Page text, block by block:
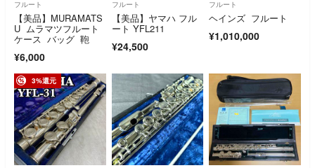
フルート
【美品】MURAMATS
U ムラマツフルート
ケース バッグ 鞄
¥6,000
フルート
【美品】ヤマハ フル
ート YFL211
¥24,500
フルート
ヘインズ フルート
¥1,010,000
3%還元